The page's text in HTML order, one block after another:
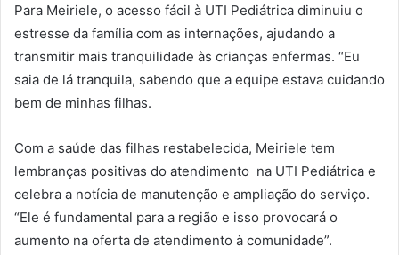
Para Meiriele, o acesso fácil à UTI Pediátrica diminuiu o
estresse da família com as internações, ajudando a
transmitir mais tranquilidade às crianças enfermas. “Eu
saia de lá tranquila, sabendo que a equipe estava cuidando
bem de minhas filhas.
Com a saúde das filhas restabelecida, Meiriele tem
lembranças positivas do atendimento na UTI Pediátrica e
celebra a notícia de manutenção e ampliação do serviço.
“Ele é fundamental para a região e isso provocará o
aumento na oferta de atendimento à comunidade”.